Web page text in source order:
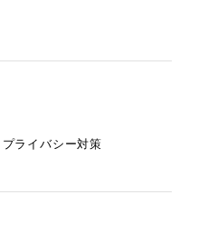
プライバシー対策